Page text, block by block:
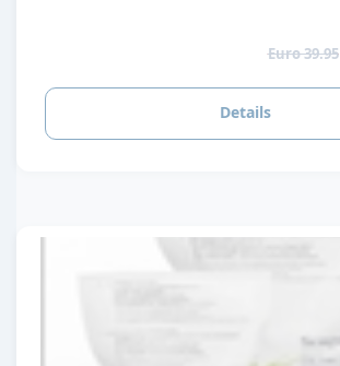
Euro 39.95
Details